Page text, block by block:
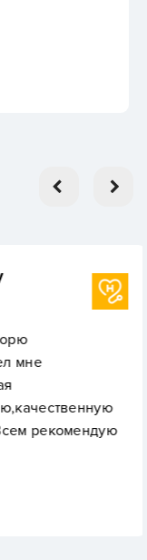
мне
рекомендую